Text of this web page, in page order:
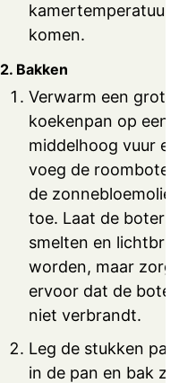
kamertemperatuur
komen.
2. Bakken
Verwarm een grote
koekenpan op een
middelhoog vuur en
voeg de roomboter
de zonnebloemolie
toe. Laat de boter
smelten en
worden, maar zorg
ervoor dat de boter
niet verbrandt.
Leg de stukken
in de pan en bak